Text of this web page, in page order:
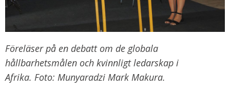
Föreläser på en debatt om de globala
hållbarhetsmålen och kvinnligt ledarskap i
Afrika. Foto: Munyaradzi Mark Makura.